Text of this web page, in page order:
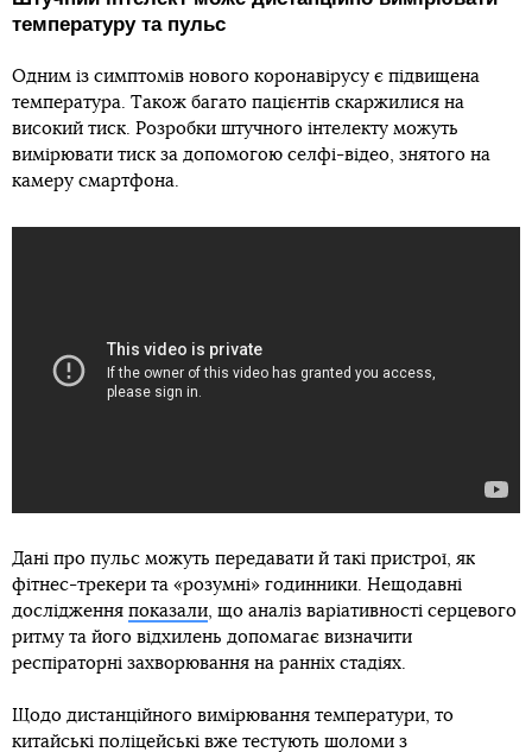
температуру та пульс
Одним із симптомів нового коронавірусу є підвищена
температура. Також багато пацієнтів скаржилися на
високий тиск. Розробки штучного інтелекту можуть
вимірювати тиск за допомогою селфі-відео, знятого на
камеру смартфона.
Дані про пульс можуть передавати й такі пристрої, як
фітнес-трекери та «розумні» годинники. Нещодавні
дослідження показали , що аналіз варіативності серцевого
ритму та його відхилень допомагає визначити
респіраторні захворювання на ранніх стадіях.
Щодо дистанційного вимірювання температури, то
китайські поліцейські вже тестують шоломи з